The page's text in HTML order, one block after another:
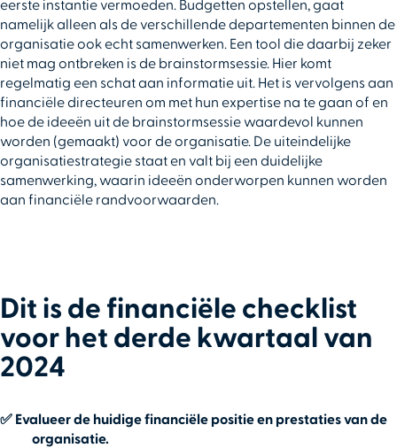
eerste instantie vermoeden. Budgetten opstellen, gaat
namelijk alleen als de verschillende departementen binnen de
organisatie ook echt samenwerken. Een tool die daarbij zeker
niet mag ontbreken is de brainstormsessie. Hier komt
regelmatig een schat aan informatie uit. Het is vervolgens aan
financiële directeuren om met hun expertise na te gaan of en
hoe de ideeën uit de brainstormsessie waardevol kunnen
worden (gemaakt) voor de organisatie. De uiteindelijke
organisatiestrategie staat en valt bij een duidelijke
samenwerking, waarin ideeën onderworpen kunnen worden
aan financiële randvoorwaarden.
Dit is de financiële checklist
voor het derde kwartaal van
2024
✅ Evalueer de huidige financiële positie en prestaties van de
organisatie.